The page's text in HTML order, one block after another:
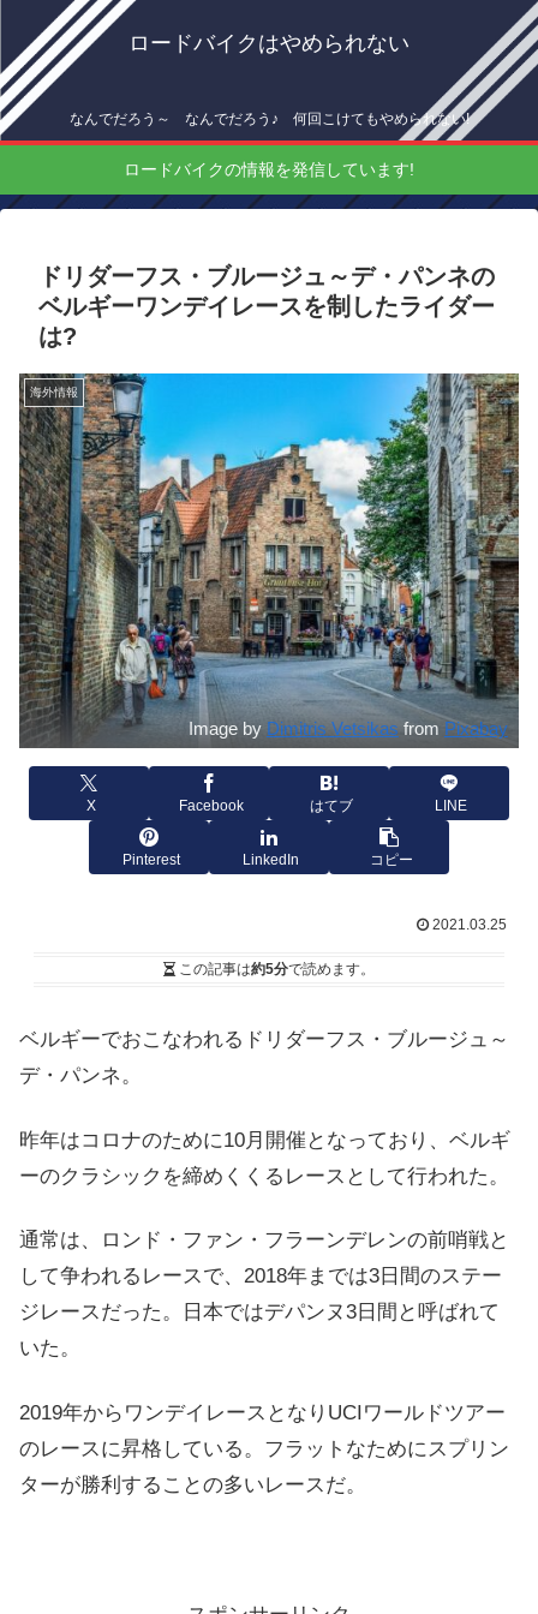
ロードバイクはやめられない
なんでだろう～ なんでだろう♪ 何回こけてもやめられない!
ロードバイクの情報を発信しています!
ドリダーフス・ブルージュ～デ・パンネの
ベルギーワンデイレースを制したライダー
は?
海外情報
Image by Dimitris Vetsikas from Pixabay
X Facebook はてブ LINE
Pinterest LinkedIn コピー
2021.03.25
この記事は約5分で読めます。
ベルギーでおこなわれるドリダーフス・ブルージュ～
デ・パンネ。
昨年はコロナのために10月開催となっており、ベルギ
ーのクラシックを締めくくるレースとして行われた。
通常は、ロンド・ファン・フラーンデレンの前哨戦と
して争われるレースで、2018年までは3日間のステー
ジレースだった。日本ではデパンヌ3日間と呼ばれて
いた。
2019年からワンデイレースとなりUCIワールドツアー
のレースに昇格している。フラットなためにスプリン
ターが勝利することの多いレースだ。